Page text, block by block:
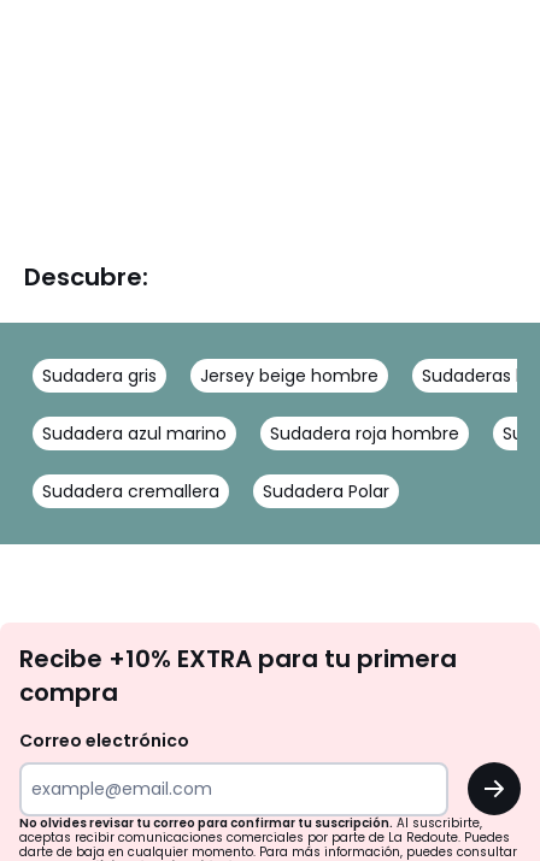
Descubre:
Sudadera gris Jersey beige hombre Sudaderas
Sudadera azul marino Sudadera roja hombre
Sudadera cremallera Sudadera Polar
te
tu
para
Recibe +10% EXTRA para tu primera
compra
Correo electrónico
OK
No olvides revisar tu correo para confirmar tu suscripción. Al suscribirte,
aceptas recibir comunicaciones comerciales por parte de La Redoute. Puedes
darte de baja en cualquier momento. Para más información, puedes consultar